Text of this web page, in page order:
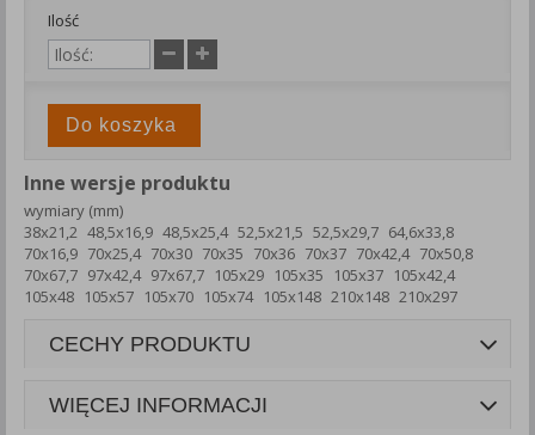
Ilość
Do koszyka
Inne wersje produktu
wymiary (mm)
38x21,2 48,5x16,9 48,5x25,4 52,5x21,5 52,5x29,7 64,6x33,8
70x16,9 70x25,4 70x30 70x35 70x36 70x37 70x42,4 70x50,8
70x67,7 97x42,4 97x67,7 105x29 105x35 105x37 105x42,4
105x48 105x57 105x70 105x74 105x148 210x148 210x297
CECHY PRODUKTU
WIĘCEJ INFORMACJI